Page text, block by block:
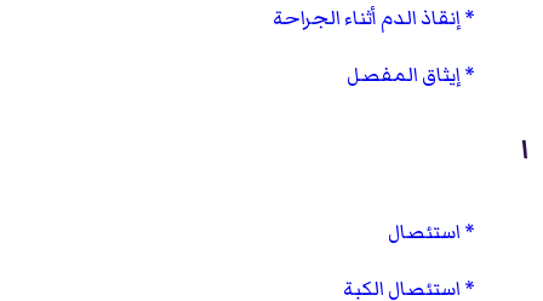
إنقاذ الدم أثناء الجراحة
إيثاق المفصل
ا
استئصال
استئصال الكبة